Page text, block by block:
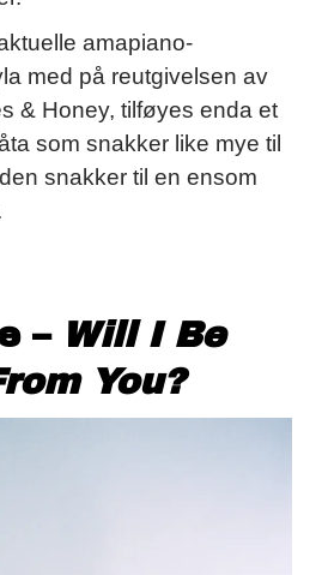
amapiano-
med på reutgivelsen av
& Honey, tilføyes enda et
som snakker like mye til
snakker til en ensom
– Will I Be
You?